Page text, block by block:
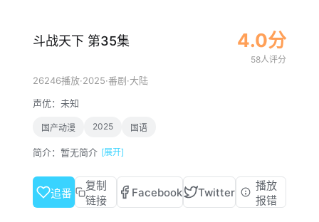
斗战天下 第35集 4.0分
58人评分
26246播放·2025·番剧·大陆
声优： 未知
国产动漫 2025 国语
简介： 暂无简介 [展开]
追番
复制
链接
Facebook Twitter
播放
报错